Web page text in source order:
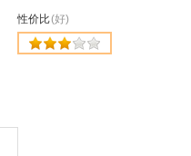
性价比(好)